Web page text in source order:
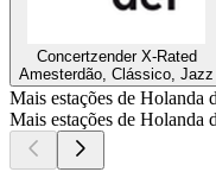
Concertzender X-Rated
Amesterdão, Clássico, Jazz
Mais estações de Holanda
Mais estações de Holanda